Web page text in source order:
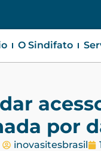
O Sindifato
por
inovasitesbrasil